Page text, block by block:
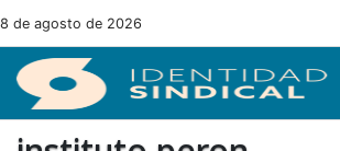
8 de agosto de 2026